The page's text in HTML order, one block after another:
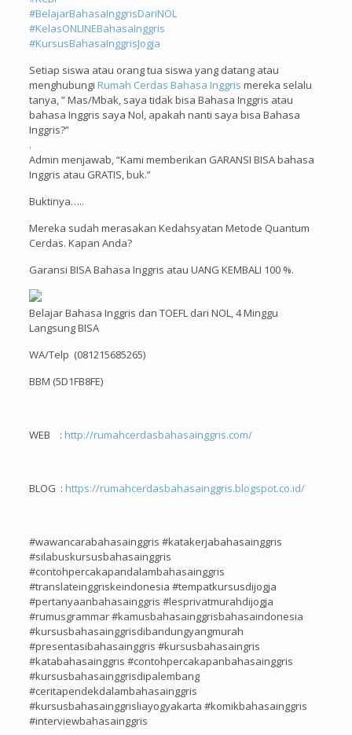
#BelajarBahasaInggrisDariNOL
#KelasONLINEBahasaInggris
#KursusBahasaInggrisJogja
Setiap siswa atau orang tua siswa yang datang atau
menghubungi Rumah Cerdas Bahasa Inggris mereka selalu
tanya, ” Mas/Mbak, saya tidak bisa Bahasa Inggris atau
bahasa Inggris saya Nol, apakah nanti saya bisa Bahasa
Inggris?”
.
Admin menjawab, “Kami memberikan GARANSI BISA bahasa
Inggris atau GRATIS, buk.”
Buktinya…..
Mereka sudah merasakan Kedahsyatan Metode Quantum
Cerdas. Kapan Anda?
Garansi BISA Bahasa Inggris atau UANG KEMBALI 100 %.
Belajar Bahasa Inggris dan TOEFL dari NOL, 4 Minggu
Langsung BISA
WA/Telp (081215685265)
BBM (5D1FB8FE)
WEB : http://rumahcerdasbahasainggris.com/
BLOG : https://rumahcerdasbahasainggris.blogspot.co.id/
#wawancarabahasainggris #katakerjabahasainggris
#silabuskursusbahasainggris
#contohpercakapandalambahasainggris
#translateinggriskeindonesia #tempatkursusdijogja
#pertanyaanbahasainggris #lesprivatmurahdijogja
#rumusgrammar #kamusbahasainggrisbahasaindonesia
#kursusbahasainggrisdibandungyangmurah
#presentasibahasainggris #kursusbahasaingris
#katabahasainggris #contohpercakapanbahasainggris
#kursusbahasainggrisdipalembang
#ceritapendekdalambahasainggris
#kursusbahasainggrisliayogyakarta #komikbahasainggris
#interviewbahasainggris